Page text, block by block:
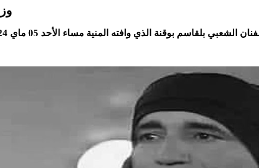
بوقنة الذي وافته المنية مساء الأحد 05 ماي 2024، عن سنّ تناهز 61 عاما